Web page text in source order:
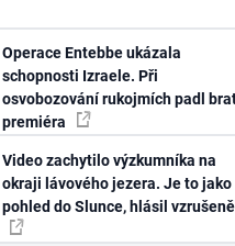
Operace Entebbe ukázala
schopnosti Izraele. Při
osvobozování rukojmích padl
premiéra
Video zachytilo výzkumníka na
okraji lávového jezera. Je to jako
pohled do Slunce, hlásil vzrušeně